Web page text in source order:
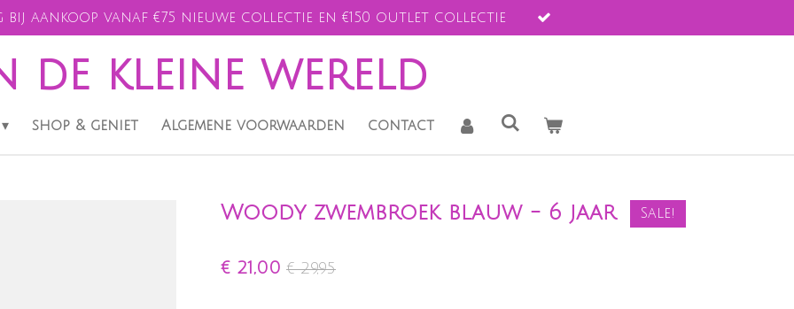
bij aankoop vanaf €75 nieuwe collectie en €150 outlet collectie
de kleine wereld
shop & geniet Algemene voorwaarden contact
Woody zwembroek blauw - 6 jaar Sale!
€ 21,00 € 29,95